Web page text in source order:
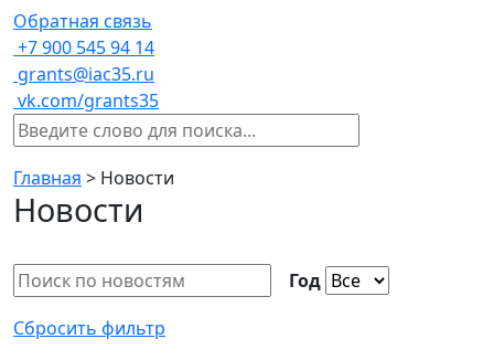
Обратная связь
+7 900 545 94 14
grants@iac35.ru
vk.com/grants35
Главная > Новости
Новости
Год
Сбросить фильтр